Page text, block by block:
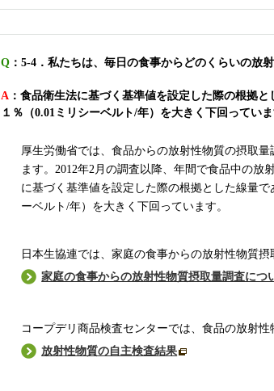
Q ：5-4．私たちは、毎日の食事からどのくらいの放
A ：食品衛生法に基づく基準値を設定した際の根拠
１％（0.01ミリシーベルト/年）を大きく下回っていま
厚生労働省では、食品からの放射性物質の摂取
ます。2012年2月の調査以降、年間で食品中の放
に基づく基準値を設定した際の根拠とした線量
ーベルト/年）を大きく下回っています。
日本生協連では、家庭の食事からの放射性物質摂
家庭の食事からの放射性物質摂取量調査につ
コープデリ商品検査センターでは、食品の放射性
放射性物質の自主検査結果